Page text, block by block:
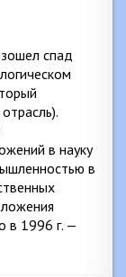
спад
в науку
в
в 1996 г. —